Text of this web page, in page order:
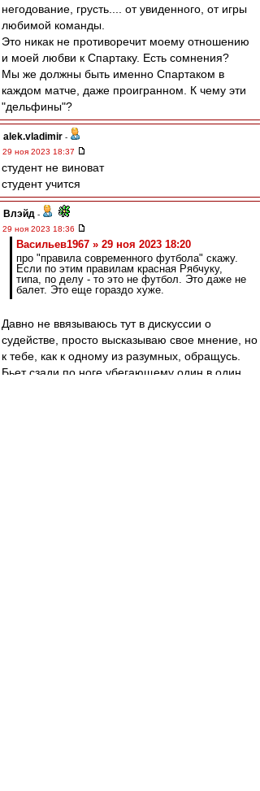
негодование, грусть.... от увиденного, от игры
любимой команды.
Это никак не противоречит моему отношению
и моей любви к Спартаку. Есть сомнения?
Мы же должны быть именно Спартаком в
каждом матче, даже проигранном. К чему эти
"дельфины"?
alek.vladimir -
29 ноя 2023 18:37
студент не виноват
студент учится
Влэйд -
29 ноя 2023 18:36
Васильев1967 » 29 ноя 2023 18:20
про "правила современного футбола" скажу.
Если по этим правилам красная Рябчуку,
типа, по делу - то это не футбол. Это даже не
балет. Это еще гораздо хуже.
Давно не ввязываюсь тут в дискуссии о
судействе, просто высказываю свое мнение, но
к тебе, как к одному из разумных, обращусь.
Бьет сзади по ноге убегающему один в один